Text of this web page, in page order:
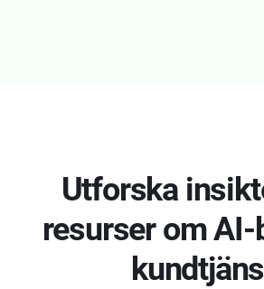
Utforska
resurser om AI-